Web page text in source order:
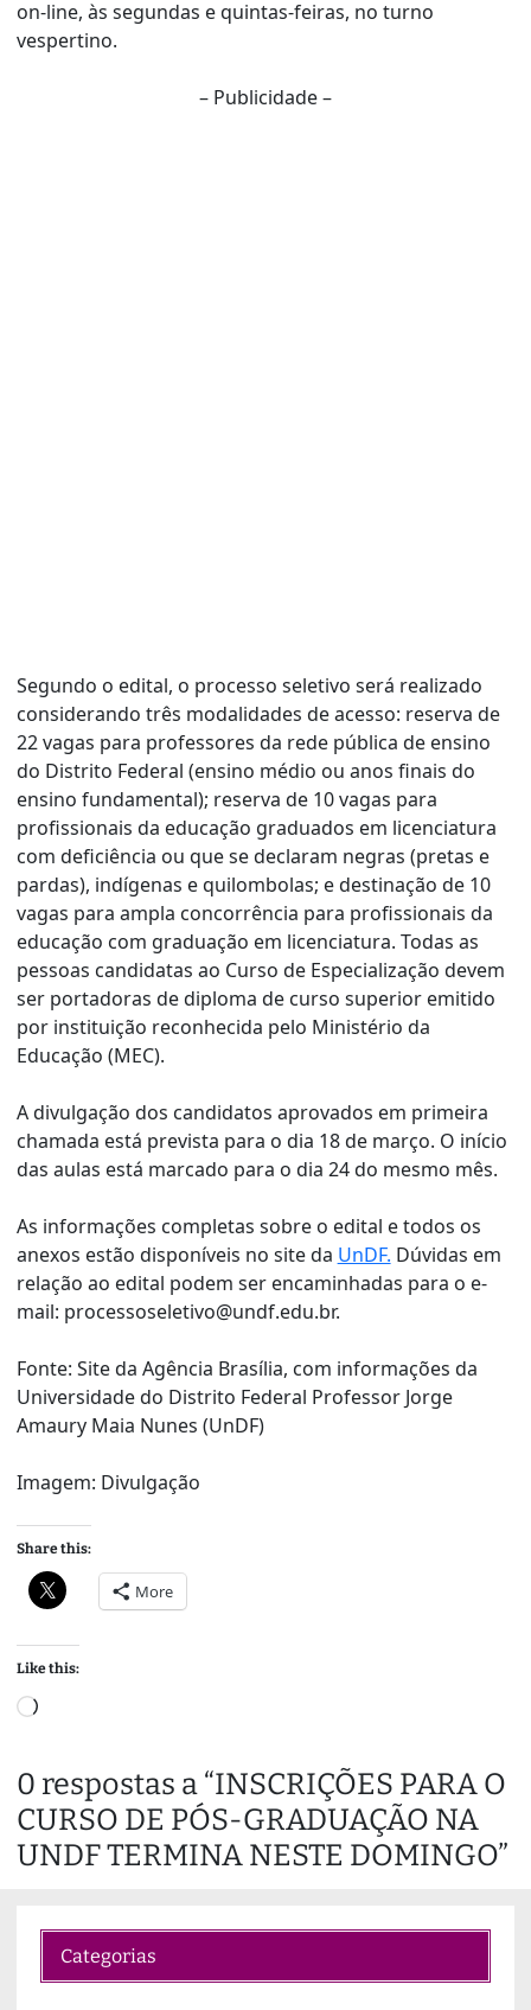
on-line, às segundas e quintas-feiras, no turno
vespertino.
– Publicidade –
Segundo o edital, o processo seletivo será realizado
considerando três modalidades de acesso: reserva de
22 vagas para professores da rede pública de ensino
do Distrito Federal (ensino médio ou anos finais do
ensino fundamental); reserva de 10 vagas para
profissionais da educação graduados em licenciatura
com deficiência ou que se declaram negras (pretas e
pardas), indígenas e quilombolas; e destinação de 10
vagas para ampla concorrência para profissionais da
educação com graduação em licenciatura. Todas as
pessoas candidatas ao Curso de Especialização devem
ser portadoras de diploma de curso superior emitido
por instituição reconhecida pelo Ministério da
Educação (MEC).
A divulgação dos candidatos aprovados em primeira
chamada está prevista para o dia 18 de março. O início
das aulas está marcado para o dia 24 do mesmo mês.
As informações completas sobre o edital e todos os
anexos estão disponíveis no site da UnDF. Dúvidas em
relação ao edital podem ser encaminhadas para o e-
mail: processoseletivo@undf.edu.br.
Fonte: Site da Agência Brasília, com informações da
Universidade do Distrito Federal Professor Jorge
Amaury Maia Nunes (UnDF)
Imagem: Divulgação
Share this:
More
Like this:
L
d
i
n
0 respostas a “INSCRIÇÕES PARA O
CURSO DE PÓS-GRADUAÇÃO NA
UNDF TERMINA NESTE DOMINGO”
Categorias